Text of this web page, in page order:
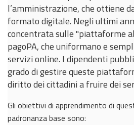
l’amministrazione, che ottiene
formato digitale. Negli ultimi
concentrata sulle "piattaforme
pagoPA, che uniformano e
servizi online. I dipendenti
grado di gestire queste
diritto dei cittadini a fruire dei
Gli obiettivi di apprendimento di
padronanza base sono: